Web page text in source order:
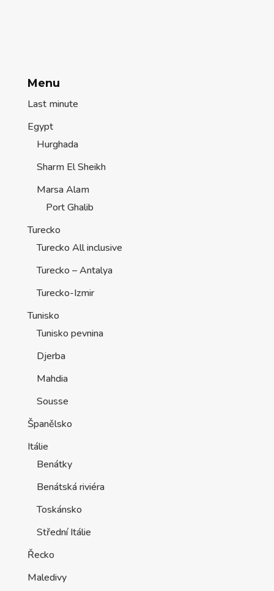
Menu
Last minute
Egypt
Hurghada
Sharm El Sheikh
Marsa Alam
Port Ghalib
Turecko
Turecko All inclusive
Turecko – Antalya
Turecko-Izmir
Tunisko
Tunisko pevnina
Djerba
Mahdia
Sousse
Španělsko
Itálie
Benátky
Benátská riviéra
Toskánsko
Střední Itálie
Řecko
Maledivy